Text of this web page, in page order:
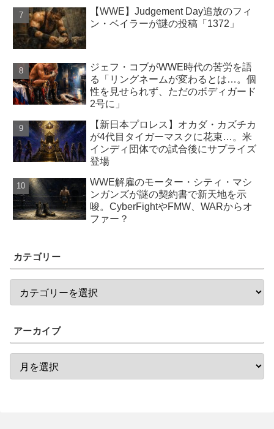
【WWE】Judgement Day追放のフィ
ン・ベイラーが謎の投稿「1372」
ジェフ・コブがWWE時代の苦労を語
る「リングネームが変わるとは…。個
性を見せられず、ただのボディガード
2号に」
【新日本プロレス】オカダ・カズチカ
が4代目タイガーマスクに花束…。米
インディ団体での試合後にサプライズ
登場
WWE解雇のモーター・シティ・マシ
ンガンズが謎の契約書で新天地を示
唆。CyberFightやFMW、WARからオ
ファー？
カテゴリー
アーカイブ